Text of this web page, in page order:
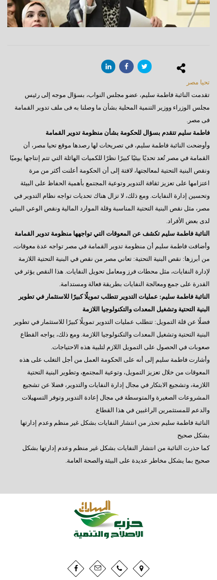
تحيا مصر
تقدمت النائبة فاطمة سليم، عضو مجلس النواب، بسؤال موجه إلى رئيس
مجلس الوزراء ووزير التنمية المحلية بشأن ما وصلنا به فى ملف تدوير القمامة
فى مصر.
فاطمة سليم تتقدم بسؤال للحكومة بشأن منظومة تدوير القمامة
وأوضحت النائبة فاطمة سليم، في تصريحات لها رصدها موقع تحيا مصر، أن
القمامة في مصر تُعد تحديًا بيئيًا كبيرًا نظرًا للكميات الهائلة التي تتم إنتاجها يوميًا
ونقص البنية التحتية لمعالجتها، لافتة إلى أن الحكومة أعلنت أكثر من مرة
اعتزامها على تعزيز ثقافة التدوير وتوعية المجتمع بأهمية الحفاظ على البيئة
وتحسين إدارة النفايات. ومع ذلك، لا تزال هناك تحديات تواجه نظام التدوير في
مصر، مثل نقص البنية التحتية المناسبة وقلة الموارد المالية ونقص الوعي البيئي
لدى بعض الأفراد.
النائبة فاطمة سليم تكشف عن المعوقات التي تواجهها منظومة تدوير القمامة
وأضافت فاطمة سليم أن منظومة تدوير القمامة في مصر تواجه عدة معوقات،
من أبرزها: نقص البنية التحتية: تعاني مصر من نقص في البنية التحتية اللازمة
لإدارة النفايات، مثل محطات فرز ومعامل تحويل النفايات. هذا النقص يؤثر في
القدرة على جمع ومعالجة النفايات بطريقة فعالة ومستدامة.
النائبة فاطمة سليم: عمليات التدوير تتطلب تمويلًا كبيرًا للاستثمار في تطوير
البنية التحتية وتشغيل المعدات والتكنولوجيا اللازمة
فضلًا عن قلة التمويل: تتطلب عمليات التدوير تمويلًا كبيرًا للاستثمار في تطوير
البنية التحتية وتشغيل المعدات والتكنولوجيا اللازمة. ومع ذلك، يواجه القطاع
صعوبات في الحصول على التمويل اللازم لتلبية هذه الاحتياجات.
وأشارت فاطمة سليم إلى أنه على الحكومة العمل من أجل التغلب على هذه
المعوقات من خلال تعزيز التمويل، وتوعية المجتمع، وتطوير البنية التحتية
اللازمة، وتشجيع الابتكار في مجال إدارة النفايات والتدوير، فضلا عن تشجيع
المشروعات الصغيرة والمتوسطة في مجال إعادة التدوير وتوفر التسهيلات
والدعم للمستثمرين الراغبين في هذا القطاع.
النائبة فاطمة سليم تحذر من انتشار النفايات بشكل غير منظم وعدم إدارتها
بشكل صحيح
كما حذرت النائبة من انتشار النفايات بشكل غير منظم وعدم إدارتها بشكل
صحيح بما يشكل مخاطر عديدة على البيئة والصحة العامة.